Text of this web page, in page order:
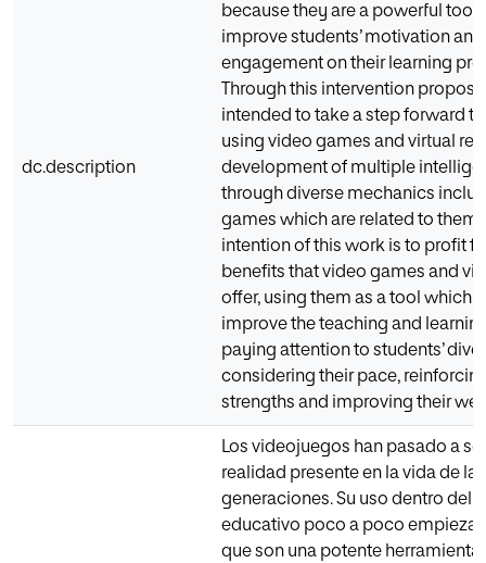
dc.description
because they are a powerful tool
improve students’ motivation and
engagement on their learning
Through this intervention
intended to take a step forward to
using video games and virtual
development of multiple
through diverse mechanics
games which are related to them.
intention of this work is to profit
benefits that video games and
offer, using them as a tool which
improve the teaching and
paying attention to students’
considering their pace,
strengths and improving their
Los videojuegos han pasado a
realidad presente en la vida de
generaciones. Su uso dentro del
educativo poco a poco empieza
que son una potente herramienta